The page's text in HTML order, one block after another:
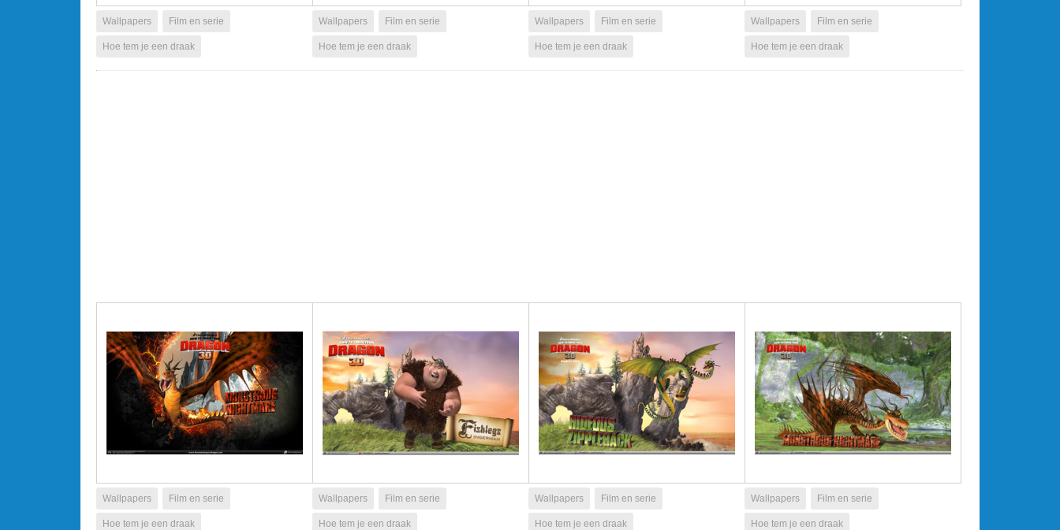
Wallpapers Film en serie
Hoe tem je een draak
Wallpapers Film en serie
Hoe tem je een draak
Wallpapers Film en serie
Hoe tem je een draak
Wallpapers Film en serie
Hoe tem je een draak
Wallpapers Film en serie
Hoe tem je een draak
Wallpapers Film en serie
Hoe tem je een draak
Wallpapers Film en serie
Hoe tem je een draak
Wallpapers Film en serie
Hoe tem je een draak